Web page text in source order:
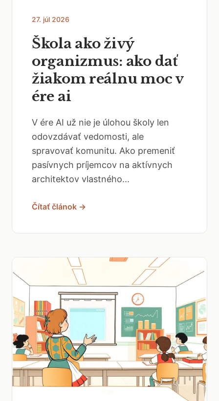
27. júl 2026
Škola ako živý
organizmus: ako dať
žiakom reálnu moc v
ére ai
V ére AI už nie je úlohou školy len
odovzdávať vedomosti, ale
spravovať komunitu. Ako premeniť
pasívnych príjemcov na aktívnych
architektov vlastného...
Čítať článok →